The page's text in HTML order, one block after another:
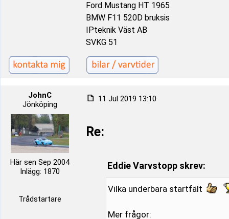
Ford Mustang HT 1965
BMW F11 520D bruksis
IPteknik Väst AB
SVKG 51
JohnC
Jönköping
Här sen Sep 2004
Inlägg: 1870
Trådstartare
11 Jul 2019 13:10
Re:
Eddie Varvstopp skrev:
Vilka underbara startfält
Mer frågor: